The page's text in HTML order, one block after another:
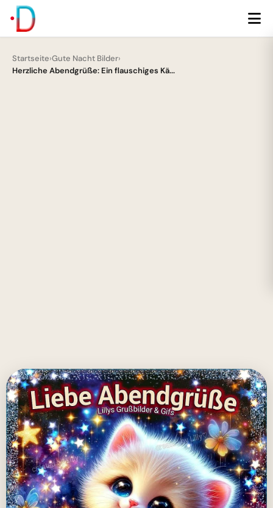
Startseite›Gute Nacht Bilder›
Herzliche Abendgrüße: Ein flauschiges Kä...